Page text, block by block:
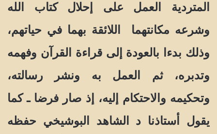
المتردية العمل على إحلال كتاب الله
وشرعه مكانتهما اللائقة بهما في حياتهم،
وذلك بدءا بالعودة إلى قراءة القرآن وفهمه
وتدبره، ثم العمل به ونشر رسالته،
وتحكيمه والاحتكام إليه، إذ صار فرضا ـ كما
يقول أستاذنا د الشاهد البوشيخي حفظه